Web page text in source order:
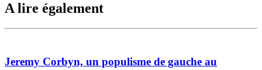
A lire également
Jeremy Corbyn, un populisme de gauche au